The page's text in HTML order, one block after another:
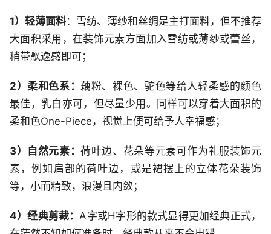
1）轻薄面料：雪纺、薄纱和丝绸是主打面料，但不推荐
大面积采用，在装饰元素方面加入雪纺或薄纱或蕾丝，
稍带飘逸感即可；
2）柔和色系：藕粉、裸色、驼色等给人轻柔感的颜色
最佳，乳白亦可，但尽量少用。同样可以穿着大面积的
柔和色One-Piece，视觉上便可给予人幸福感；
3）自然元素：荷叶边、花朵等元素可作为礼服装饰元
素，例如肩部的荷叶边，或是裙摆上的立体花朵装饰
等，小而精致，浪漫且内敛；
4）经典剪裁：A字或H字形的款式显得更加经典正式，